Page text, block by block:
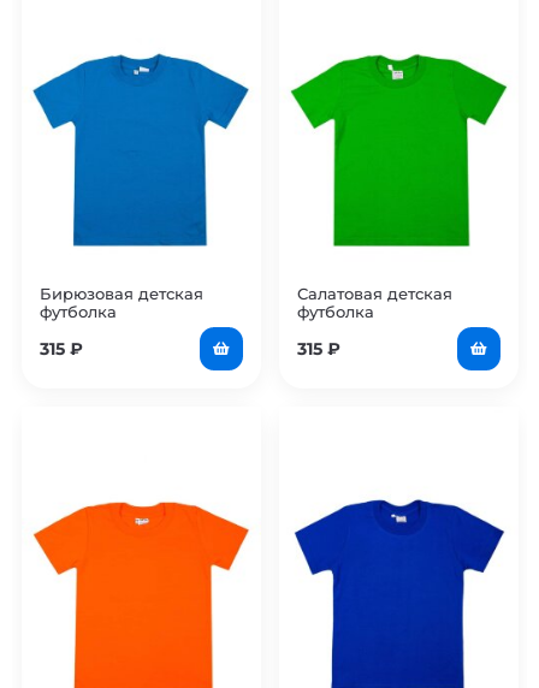
Бирюзовая детская
футболка
315 ₽
Салатовая детская
футболка
315 ₽